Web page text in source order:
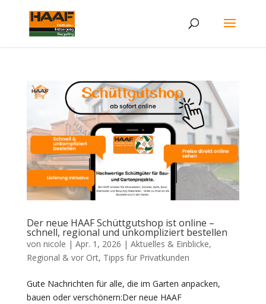
Der neue HAAF Schüttgutshop ist online –
schnell, regional und unkompliziert bestellen
von nicole | Apr. 1, 2026 | Aktuelles & Einblicke,
Regional & vor Ort, Tipps für Privatkunden
Gute Nachrichten für alle, die im Garten anpacken,
bauen oder verschönern:Der neue HAAF